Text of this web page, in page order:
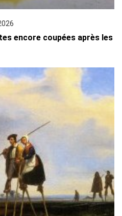
encore coupées après les